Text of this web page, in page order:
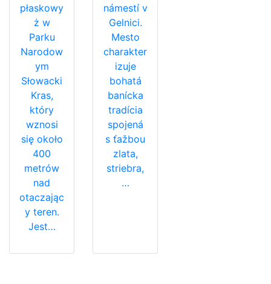
płaskowy
ż w
Parku
Narodow
ym
Słowacki
Kras,
który
wznosi
się około
400
metrów
nad
otaczając
y teren.
Jest…
námestí v
Gelnici.
Mesto
charakter
izuje
bohatá
banícka
tradícia
spojená
s ťažbou
zlata,
striebra,
…